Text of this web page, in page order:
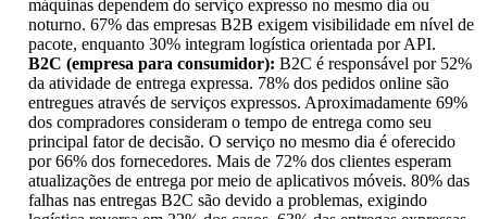
máquinas dependem do serviço expresso no mesmo dia ou
noturno. 67% das empresas B2B exigem visibilidade em nível de
pacote, enquanto 30% integram logística orientada por API.
B2C (empresa para consumidor): B2C é responsável por 52%
da atividade de entrega expressa. 78% dos pedidos online são
entregues através de serviços expressos. Aproximadamente 69%
dos compradores consideram o tempo de entrega como seu
principal fator de decisão. O serviço no mesmo dia é oferecido
por 66% dos fornecedores. Mais de 72% dos clientes esperam
atualizações de entrega por meio de aplicativos móveis. 80% das
falhas nas entregas B2C são devido a problemas, exigindo